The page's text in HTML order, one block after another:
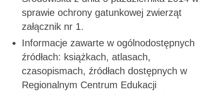
sprawie ochrony gatunkowej zwierząt
załącznik nr 1.
Informacje zawarte w ogólnodostępnych
źródłach: książkach, atlasach,
czasopismach, źródłach dostępnych w
Regionalnym Centrum Edukacji